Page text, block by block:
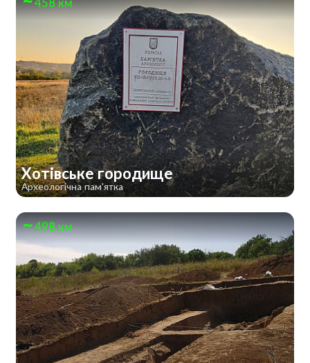
Хотівське городище
Археологічна пам'ятка
498 км